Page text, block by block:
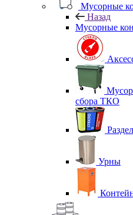
Мусорные
Назад
Мусорные
сбора ТКО
Урны